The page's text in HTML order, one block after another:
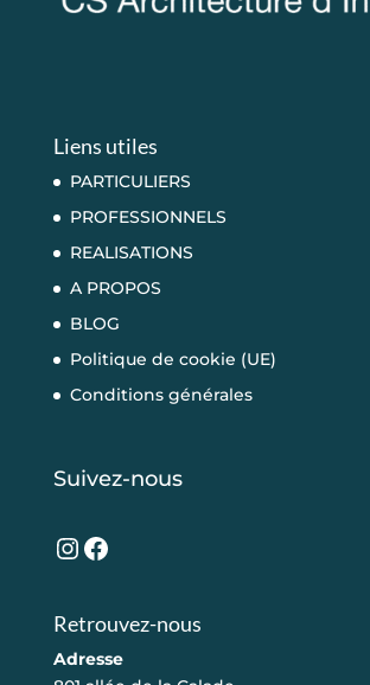
Liens utiles
PARTICULIERS
PROFESSIONNELS
REALISATIONS
A PROPOS
BLOG
Politique de cookie (UE)
Conditions générales
Suivez-nous
Instagram
Facebook
Retrouvez-nous
Adresse